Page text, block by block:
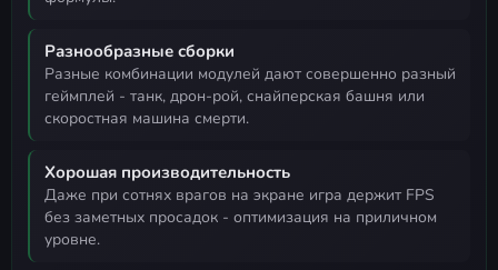
Разнообразные сборки
разные комбинации модулей дают совершенно разный
геймплей - танк, дрон-рой, снайперская башня или
скоростная машина смерти.
Хорошая производительность
даже при сотнях врагов на экране игра держит FPS
без заметных просадок - оптимизация на приличном
уровне.